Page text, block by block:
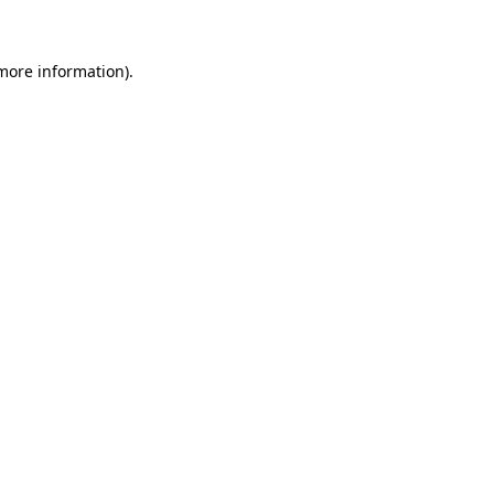
information).